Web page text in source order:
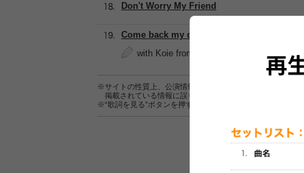
Don't Worry My Friend
Come back my dog
with Koie from Crossfaith, 橋本学 from ハ
※サイトの性質上、公演情報およびセットリスト情報の正確
掲載されている情報に誤りがある場合は、
※“歌詞を見る”ボタンを押すと、株式会社ページワンが運営